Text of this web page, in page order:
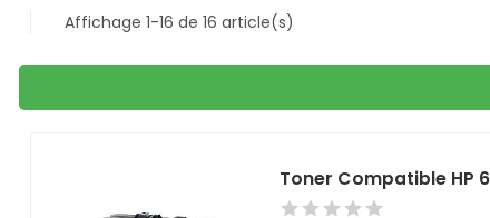
Affichage 1-16 de 16 article(s)
Toner Compatible HP